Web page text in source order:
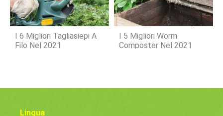
I 6 Migliori Tagliasiepi A
Filo Nel 2021
I 5 Migliori Worm
Composter Nel 2021
Lingua